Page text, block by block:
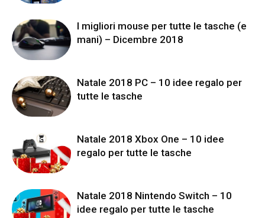
I migliori mouse per tutte le tasche (e
mani) – Dicembre 2018
Natale 2018 PC – 10 idee regalo per
tutte le tasche
Natale 2018 Xbox One – 10 idee
regalo per tutte le tasche
Natale 2018 Nintendo Switch – 10
idee regalo per tutte le tasche